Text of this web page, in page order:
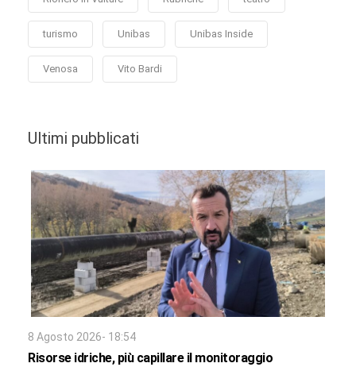
turismo Unibas Unibas Inside
Venosa Vito Bardi
Ultimi pubblicati
8 Agosto 2026- 18:54
Risorse idriche, più capillare il monitoraggio